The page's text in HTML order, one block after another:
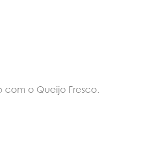
com o Queijo Fresco.